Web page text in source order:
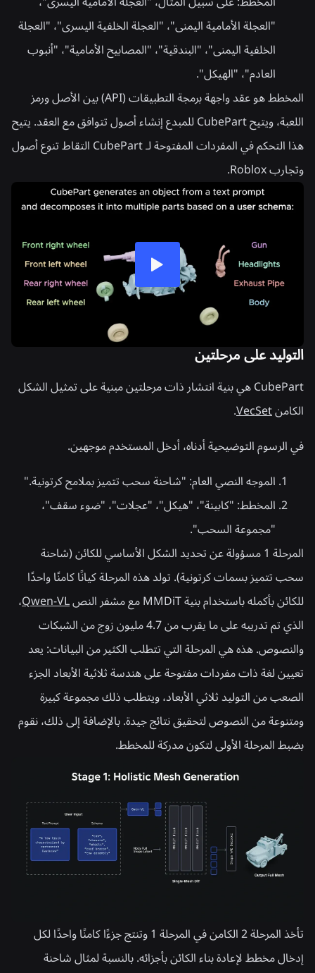
"العجلة الأمامية اليمنى"، "العجلة الخلفية اليسرى"، "العجلة
الخلفية اليمنى"، "البندقية"، "المصابيح الأمامية"، "أنبوب
العادم"، "الهيكل".
المخطط هو عقد واجهة برمجة التطبيقات (API) بين الأصل ورمز
اللعبة، ويتيح CubePart للمبدع إنشاء أصول تتوافق مع العقد. يتيح
هذا التحكم في المفردات المفتوحة لـ CubePart التقاط تنوع أصول
وتجارب Roblox.
التوليد على مرحلتين
CubePart هي بنية انتشار ذات مرحلتين مبنية على تمثيل الشكل
الكامنVecSet
.
في الرسوم التوضيحية أدناه، أدخل المستخدم موجهين.
الموجه النصي العام: "شاحنة سحب تتميز بملامح كرتونية."
المخطط: "كابينة"، "هيكل"، "عجلات"، "ضوء سقف"،
"مجموعة السحب".
المرحلة 1 مسؤولة عن تحديد الشكل الأساسي للكائن (شاحنة
سحب تتميز بسمات كرتونية). تولد هذه المرحلة كيانًا كامنًا واحدًا
للكائن بأكمله باستخدام بنية MMDiT مع مشفر النص
Qwen-VL،
الذي تم تدريبه على ما يقرب من 4.7 مليون زوج من الشبكات
والنصوص. هذه هي المرحلة التي تتطلب الكثير من البيانات: يعد
تعيين لغة ذات مفردات مفتوحة على هندسة ثلاثية الأبعاد الجزء
الصعب من التوليد ثلاثي الأبعاد، ويتطلب ذلك مجموعة كبيرة
ومتنوعة من النصوص لتحقيق نتائج جيدة. بالإضافة إلى ذلك، نقوم
بضبط المرحلة الأولى لتكون مدركة للمخطط.
تأخذالمرحلة 2
الكامن في المرحلة 1 وتنتج جزءًا كامنًا واحدًا لكل
إدخال مخطط لإعادة بناء الكائن بأجزائه. بالنسبة لمثال شاحنة